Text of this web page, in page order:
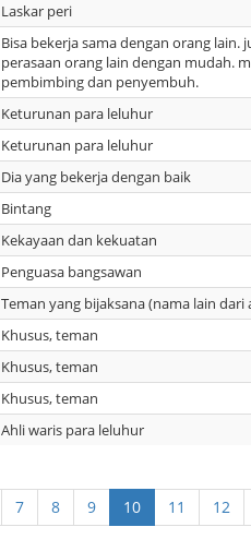
Laskar peri
Bisa bekerja sama dengan orang
perasaan orang lain dengan mudah.
pembimbing dan penyembuh.
Keturunan para leluhur
Keturunan para leluhur
Dia yang bekerja dengan baik
Bintang
Kekayaan dan kekuatan
Penguasa bangsawan
Teman yang bijaksana (nama lain dari
Khusus, teman
Khusus, teman
Khusus, teman
Ahli waris para leluhur
7 8 9 10 11 12